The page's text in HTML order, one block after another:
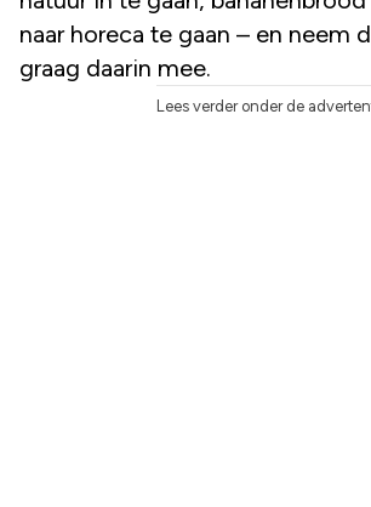
naar horeca te gaan – en neem
graag daarin mee.
Lees verder onder de